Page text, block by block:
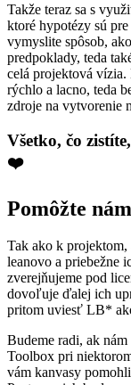
Takže teraz sa s
ktoré hypotézy sú
vymyslite spôsob,
predpoklady, teda
celá projektová
rýchlo a lacno, teda
zdroje na vytvorenie
Všetko, čo
❤️
Pomôžte
Tak ako k projektom,
leanovo a priebežne
zverejňujeme pod
dovoľuje ďalej ich
pritom uviesť LB*
Budeme radi, ak
Toolbox pri
vám kanvasy